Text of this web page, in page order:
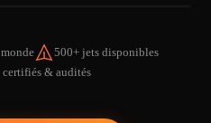
500+ jets disponibles
certifiés & audités